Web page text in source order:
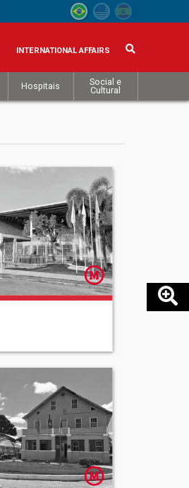
INTERNATIONAL AFFAIRS
Hospitais
Social e
Cultural